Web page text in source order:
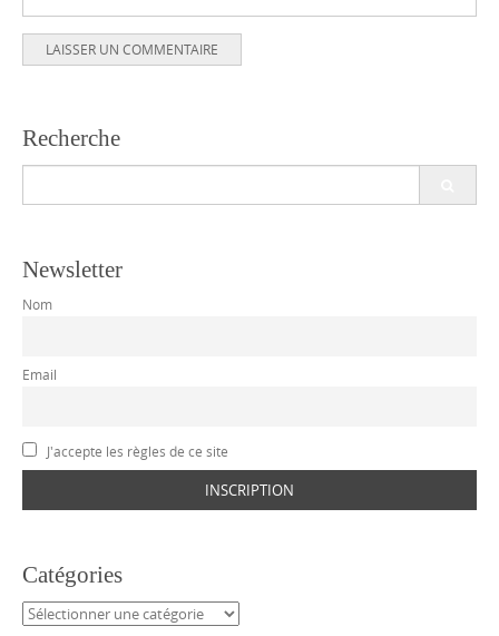
Recherche
Newsletter
Nom
Email
J'accepte les règles de ce site
Catégories
Catégories